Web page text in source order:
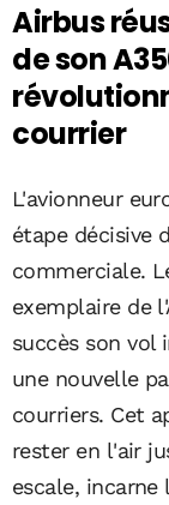
Airbus
de son
courrier
L'avionneur
étape décisive
commerciale.
exemplaire de
succès son vol
une nouvelle
courriers. Cet
rester en l'air
escale,